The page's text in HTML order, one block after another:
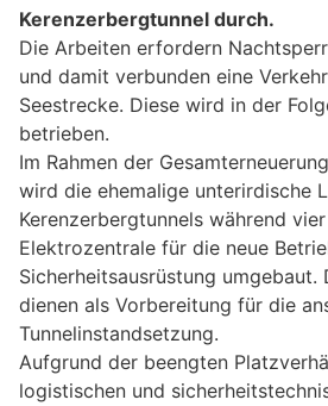
Kerenzerbergtunnel durch.
Die Arbeiten erfordern
und damit verbunden eine
Seestrecke. Diese wird in der
betrieben.
Im Rahmen der
wird die ehemalige unterirdische
Kerenzerbergtunnels während
Elektrozentrale für die neue
Sicherheitsausrüstung umgebaut.
dienen als Vorbereitung für die
Tunnelinstandsetzung.
Aufgrund der beengten
logistischen und